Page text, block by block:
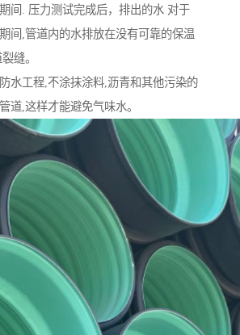
间. 压力测试完成后，排出的水 对于
间,管道内的水排放在没有可靠的保温
缝。
水工程,不涂抹涂料,沥青和其他污染的
道,这样才能避免气味水。